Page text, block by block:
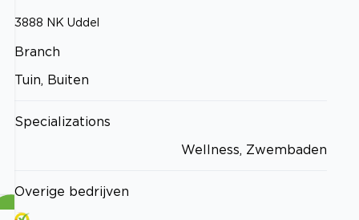
3888 NK Uddel
Branch
Tuin, Buiten
Specializations
Wellness, Zwembaden
Overige bedrijven